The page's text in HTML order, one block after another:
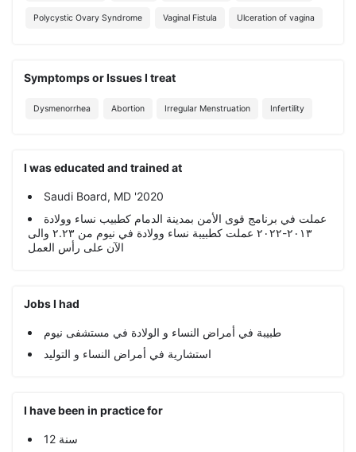
Polycystic Ovary Syndrome Vaginal Fistula Ulceration of vagina
Symptomps or Issues I treat
Dysmenorrhea Abortion Irregular Menstruation Infertility
I was educated and trained at
Saudi Board, MD '2020
عملت في برنامج قوى الأمن بمدينة الدمام كطبيب نساء وولادة
٢٠١٣-٢٠٢٢ عملت كطبيبة نساء وولادة في نيوم من ٢.٢٣ والى
الآن على رأس العمل
Jobs I had
طبيبة في أمراض النساء و الولادة في مستشفى نيوم
استشارية في أمراض النساء و التوليد
I have been in practice for
12 سنة